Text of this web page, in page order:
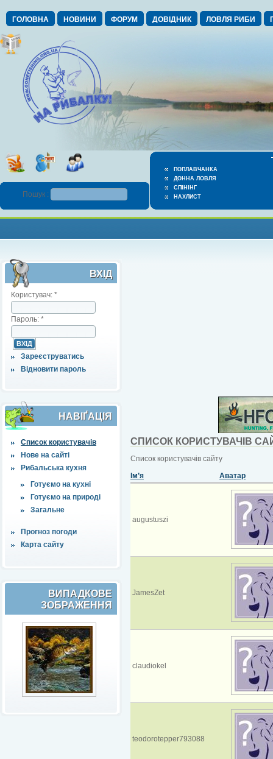
ГОЛОВНА НОВИНИ ФОРУМ ДОВІДНИК ЛОВЛЯ РИБИ
ПОПЛАВЧАНКА
ДОННА ЛОВЛЯ
СПІНІНГ
НАХЛИСТ
Пошук :
ВХІД
Користувач: *
Пароль: *
Зареєструватись
Відновити пароль
НАВІҐАЦІЯ
Список користувачів
Нове на сайті
Рибальська кухня
Готуємо на кухні
Готуємо на природі
Загальне
Прогноз погоди
Карта сайту
ВИПАДКОВЕ
ЗОБРАЖЕННЯ
СПИСОК КОРИСТУВАЧІВ
Список користувачів сайту
Ім’я
Аватар
augustuszi
JamesZet
claudiokel
teodorotepper793088